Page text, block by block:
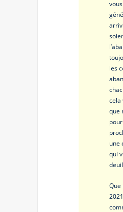
les
cela
que
une
qui
Que